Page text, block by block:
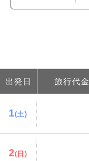
出発日 旅行代金
1(土)
2(日)